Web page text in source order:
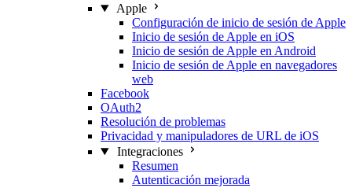
Apple
Configuración de inicio de sesión de Apple
Inicio de sesión de Apple en iOS
Inicio de sesión de Apple en Android
Inicio de sesión de Apple en navegadores
web
Facebook
OAuth2
Resolución de problemas
Privacidad y manipuladores de URL de iOS
Integraciones
Resumen
Autenticación mejorada